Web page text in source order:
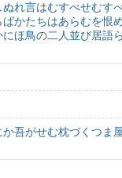
ぬれ言はむすべせむす
かたちはあらむを恨
にほ鳥の二人並び居語
吾がせむ枕づくつま